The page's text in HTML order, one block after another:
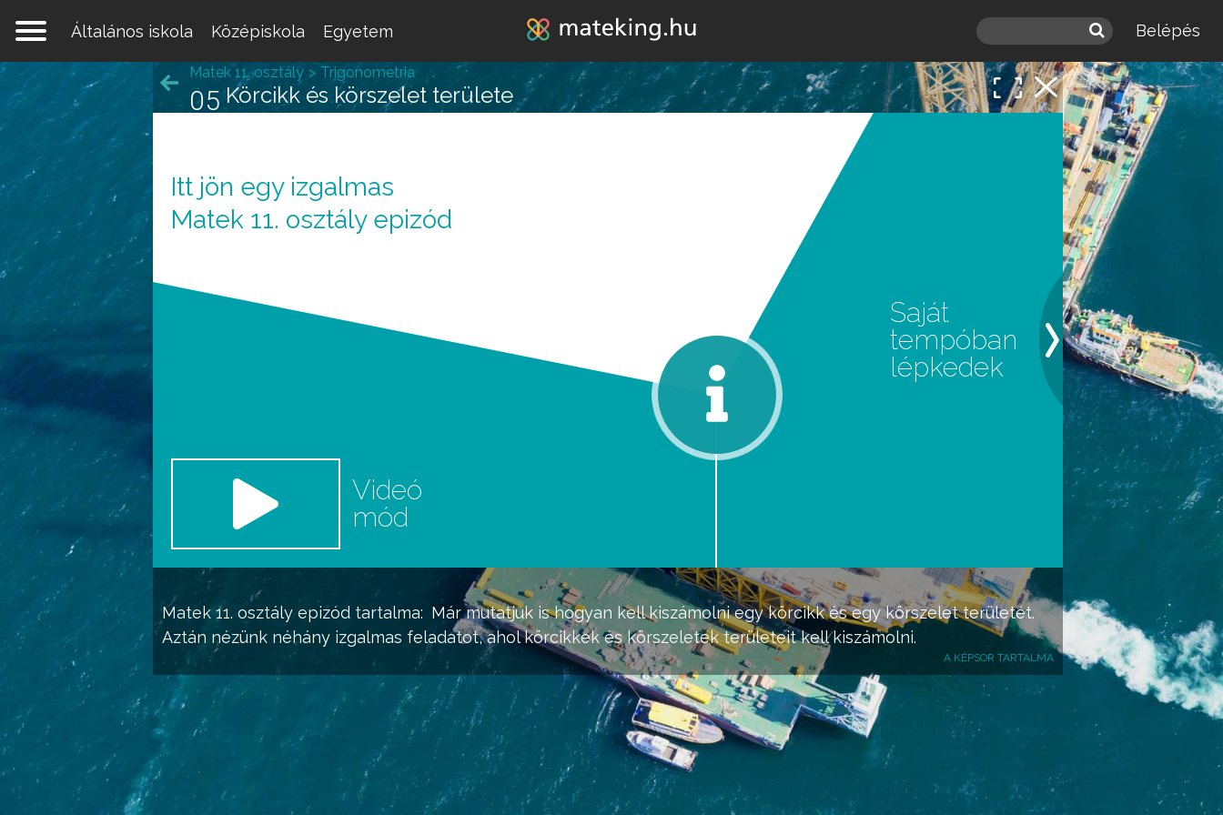
Jump to navigation
Általános iskola
Középiskola Egyetem Belépés
Matek 11. osztály epizód tartalma: Már mutatjuk is hogyan kell kiszámolni egy körcikk és egy körszelet területét.
Aztán nézünk néhány izgalmas feladatot, ahol körcikkek és körszeletek területeit kell kiszámolni.
A KÉPSOR TARTALMA
Matek 11. osztály Trigonometria
Körcikk és körszelet területe
05
Itt jön egy izgalmas
Matek 11. osztály epizód
Videó
mód
Saját
tempóban
lépkedek
Egy lépésre vagy attól, hogy a
matek melléd álljon és ne eléd.
REGISZTRÁLOK/BELÉPEK